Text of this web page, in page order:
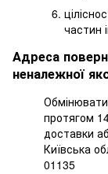
частин
Адреса
неналежної
протягом
доставки
Київська
01135